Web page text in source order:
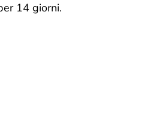
14 giorni.